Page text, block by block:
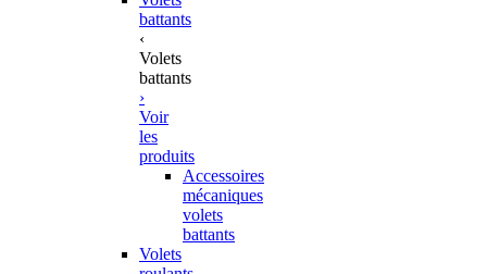
battants
‹
Volets
battants
›
Voir
les
produits
Accessoires
mécaniques
volets
battants
Volets